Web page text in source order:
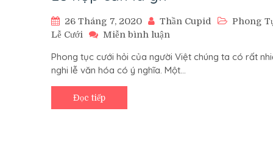
26 Tháng 7, 2020 Thần Cupid
Phong
Lễ Cưới
Miễn bình luận
hợp
cẩn
Phong tục cưới hỏi của người Việt chúng ta có rất
nghi lễ văn hóa có ý nghĩa. Một…
Đọc tiếp